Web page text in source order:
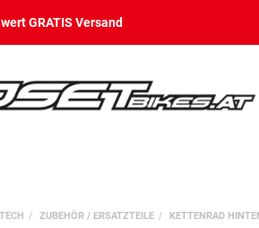
GRATIS Versand
ZUBEHÖR / ERSATZTEILE KETTENRAD